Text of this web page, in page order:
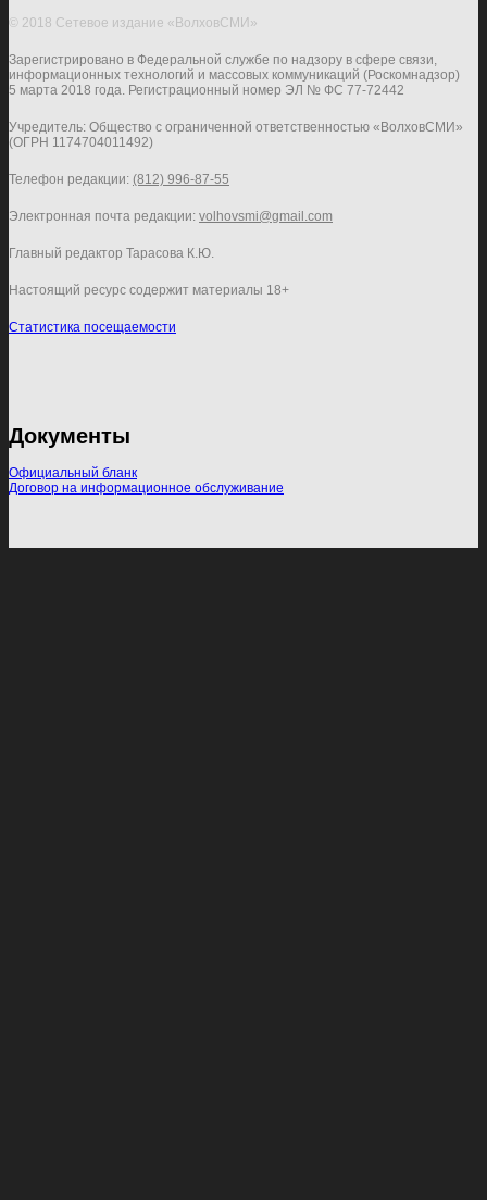
© 2018 Сетевое издание «ВолховСМИ»
Зарегистрировано в Федеральной службе по надзору в сфере связи,
информационных технологий и массовых коммуникаций (Роскомнадзор)
5 марта 2018 года. Регистрационный номер ЭЛ № ФС 77-72442
Учредитель: Общество с ограниченной ответственностью «ВолховСМИ»
(ОГРН 1174704011492)
Телефон редакции: (812) 996-87-55
Электронная почта редакции: volhovsmi@gmail.com
Главный редактор Тарасова К.Ю.
Настоящий ресурс содержит материалы 18+
Статистика посещаемости
Документы
Официальный бланк
Договор на информационное обслуживание